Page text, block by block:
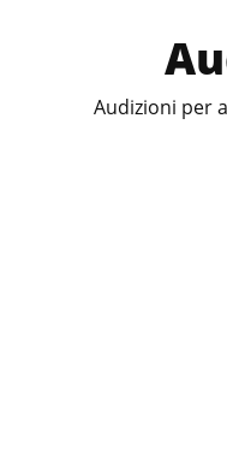
Audizioni per